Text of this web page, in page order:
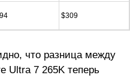
$309
что разница между
Ultra 7 265K теперь